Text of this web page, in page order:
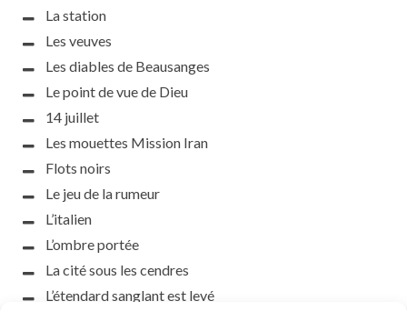
La station
Les veuves
Les diables de Beausanges
Le point de vue de Dieu
14 juillet
Les mouettes Mission Iran
Flots noirs
Le jeu de la rumeur
L’italien
L’ombre portée
La cité sous les cendres
L’étendard sanglant est levé